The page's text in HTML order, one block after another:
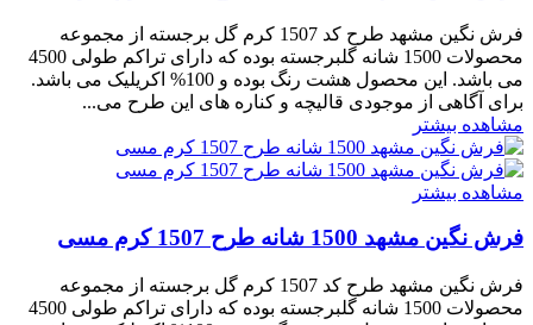
فرش نگین مشهد طرح کد 1507 کرم گل برجسته از مجموعه
محصولات 1500 شانه گلبرجسته بوده که دارای تراکم طولی 4500
می باشد. این محصول هشت رنگ بوده و 100% اکریلیک می باشد.
برای آگاهی از موجودی قالیچه و کناره های این طرح می...
مشاهده بیشتر
مشاهده بیشتر
فرش نگین مشهد 1500 شانه طرح 1507 کرم مسی
فرش نگین مشهد طرح کد 1507 کرم گل برجسته از مجموعه
محصولات 1500 شانه گلبرجسته بوده که دارای تراکم طولی 4500